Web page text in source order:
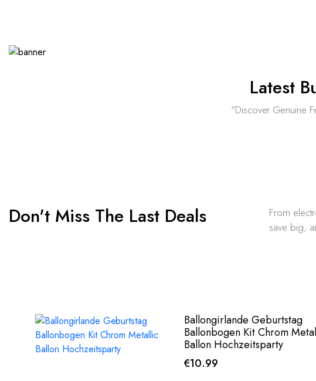
Latest
"Discover Genuine
Don't Miss The Last Deals
From
save big,
Ballongirlande Geburtstag
Ballonbogen Kit Chrom
Ballon Hochzeitsparty
€10.99